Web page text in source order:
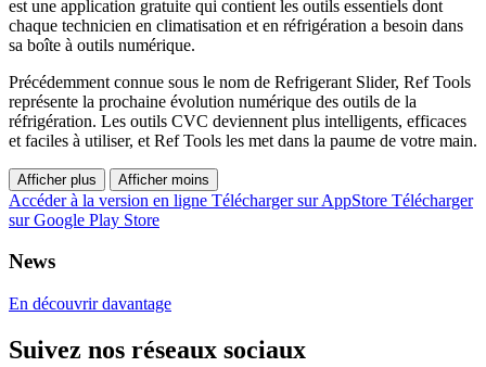
est une application gratuite qui contient les outils essentiels dont
chaque technicien en climatisation et en réfrigération a besoin dans
sa boîte à outils numérique.
Précédemment connue sous le nom de Refrigerant Slider, Ref Tools
représente la prochaine évolution numérique des outils de la
réfrigération. Les outils CVC deviennent plus intelligents, efficaces
et faciles à utiliser, et Ref Tools les met dans la paume de votre main.
Afficher plus Afficher moins
Accéder à la version en ligne Télécharger sur AppStore Télécharger
sur Google Play Store
News
En découvrir davantage
Suivez nos réseaux sociaux